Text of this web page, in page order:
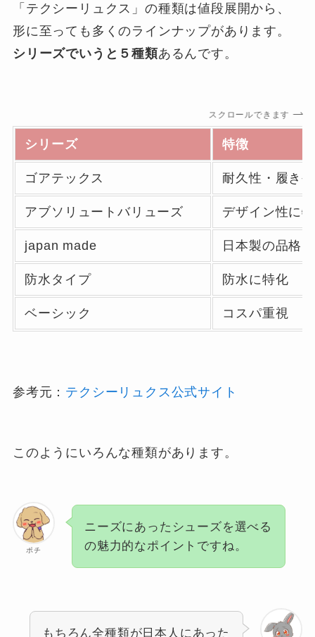
「テクシーリュクス」の種類は値段展開から、
形に至っても多くのラインナップがあります。
シリーズでいうと５種類あるんです。
スクロールできます
シリーズ 特徴
ゴアテックス 耐久性・履き
アブソリュートバリューズ デザイン性に
japan made 日本製の品格
防水タイプ 防水に特化
ベーシック コスパ重視
参考元： テクシーリュクス公式サイト
このようにいろんな種類があります。
ポチ
ニーズにあったシューズを選べる
の魅力的なポイントですね。
もちろん全種類が日本人にあった